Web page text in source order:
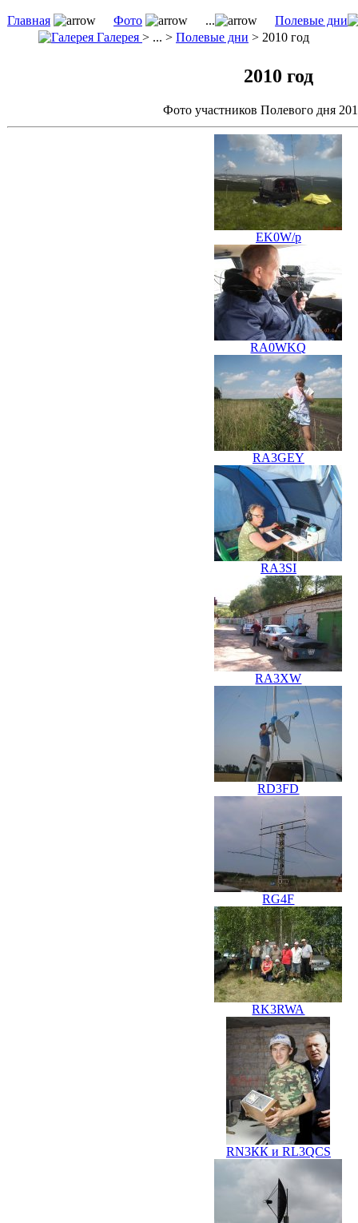
Главная Фото ...
Полевые дни
Галерея > ... > Полевые дни > 2010 год
2010 год
Фото участников Полевого дня
EK0W/p
RA0WKQ
RA3GEY
RA3SI
RA3XW
RD3FD
RG4F
RK3RWA
RN3КК и RL3QCS